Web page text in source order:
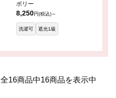
ボリー
8,250円(税込)～
洗濯可 遮光1級
全16商品中16商品を表示中